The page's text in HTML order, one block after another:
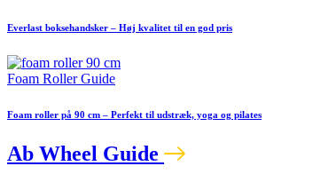
Everlast boksehandsker – Høj kvalitet til en god pris
Foam Roller Guide
Foam roller på 90 cm – Perfekt til udstræk, yoga og pilates
Ab Wheel Guide